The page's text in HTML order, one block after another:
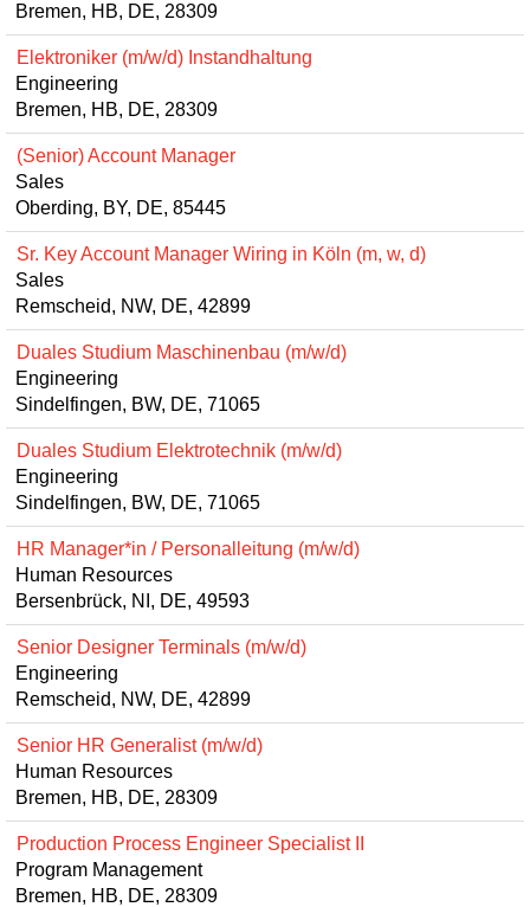
Bremen, HB, DE, 28309
Elektroniker (m/w/d) Instandhaltung
Engineering
Bremen, HB, DE, 28309
(Senior) Account Manager
Sales
Oberding, BY, DE, 85445
Sr. Key Account Manager Wiring in Köln (m, w, d)
Sales
Remscheid, NW, DE, 42899
Duales Studium Maschinenbau (m/w/d)
Engineering
Sindelfingen, BW, DE, 71065
Duales Studium Elektrotechnik (m/w/d)
Engineering
Sindelfingen, BW, DE, 71065
HR Manager*in / Personalleitung (m/w/d)
Human Resources
Bersenbrück, NI, DE, 49593
Senior Designer Terminals (m/w/d)
Engineering
Remscheid, NW, DE, 42899
Senior HR Generalist (m/w/d)
Human Resources
Bremen, HB, DE, 28309
Production Process Engineer Specialist II
Program Management
Bremen, HB, DE, 28309